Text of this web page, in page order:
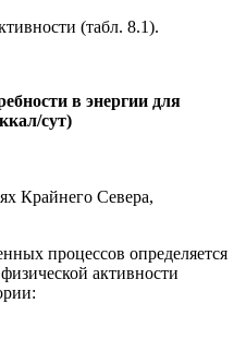
(табл. 8.1).
в энергии для
сут)
Крайнего Севера,
процессов определяется
активности